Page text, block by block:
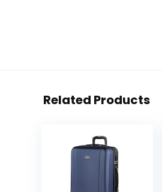
Related Products